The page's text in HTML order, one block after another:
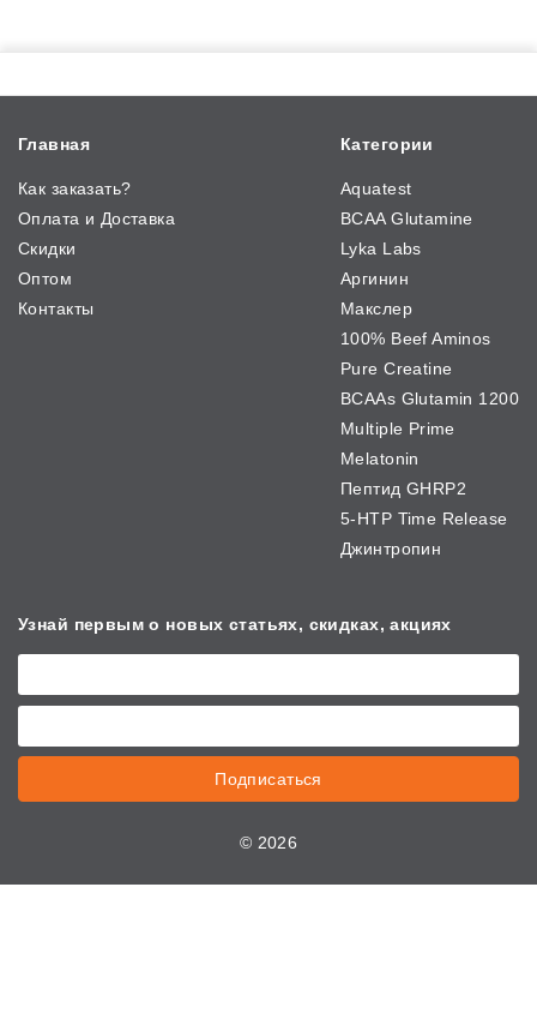
Главная
Как заказать?
Оплата и Доставка
Скидки
Оптом
Контакты
Категории
Aquatest
BCAA Glutamine
Lyka Labs
Аргинин
Макслер
100% Beef Aminos
Pure Creatine
BCAAs Glutamin 1200
Multiple Prime
Melatonin
Пептид GHRP2
5-HTP Time Release
Джинтропин
Узнай первым о новых статьях, скидках, акциях
Подписаться
© 2026